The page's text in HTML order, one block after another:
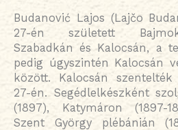
Budanović Lajos (Lajčo
27-én született
Szabadkán és Kalocsán, a
pedig úgyszintén Kalocsán
között. Kalocsán
27-én. Segédlelkészként
(1897), Katymáron (1897-
Szent György plébánián